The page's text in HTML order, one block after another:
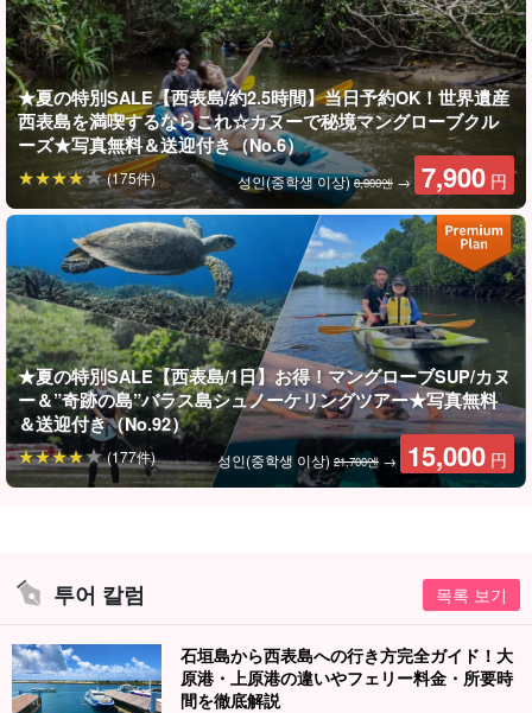
투어 중 가이드가 전용 방수 카메라로 여러분의 사진을 촬영하고 데
이터를 무료로 증정해 드립니다.
절하게 강의해 드리니 어린아이부터 수영을 잘 못하는 분들도 부담
추천 포인트
★夏の特別SALE【西表島/約2.5時間】当日予約OK！世界遺産
西表島を満喫するならこれ☆カヌーで秘境マングローブクル
ーズ★写真無料＆送迎付き（No.6）
성인(중학생 이상)8,900엔 → 7,900 円
(175件)
★夏の特別SALE【西表島/1日】お得！マングローブSUP/カヌ
ー＆”奇跡の島”バラス島シュノーケリングツアー★写真無料
＆送迎付き（No.92）
성인(중학생 이상) 21,700엔 → 15,000 円
(177件)
투어 칼럼 목록 보기
石垣島から西表島への行き方完全ガイド！大
原港・上原港の違いやフェリー料金・所要時
間を徹底解説